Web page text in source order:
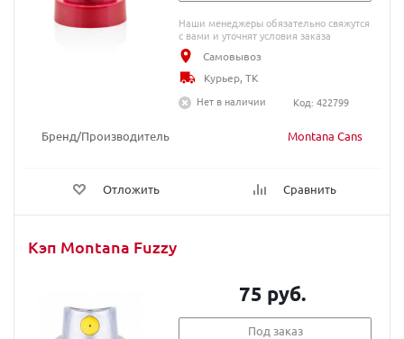
Бренд/Производитель Montana Cans
Отложить Сравнить
Наши менеджеры обязательно свяжутся
с вами и уточнят условия заказа
Самовывоз
Курьер, ТК
Нет в наличии
Код: 422799
Кэп Montana Fuzzy
75 руб.
Под заказ